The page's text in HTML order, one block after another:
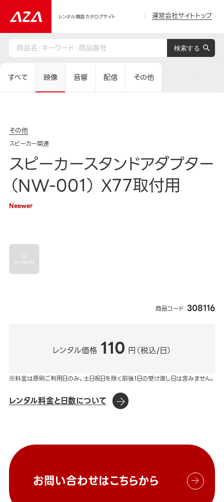
レンタル機器カタログサイト 運営会社サイトトップ
すべて 映像 音響 配信 その他
その他
スピーカー関連
スピーカースタンドアダプター
（NW-001） X77取付用
Neewer
商品コード：308116
レンタル価格 110 円（税込/日）
※料金は原則ご利用日のみ。土日祝日を除く前後1日の受け渡し日は含みません。
レンタル料金と日数について
お問い合わせはこちらから